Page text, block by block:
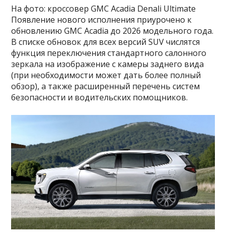
На фото: кроссовер GMC Acadia Denali Ultimate
Появление нового исполнения приурочено к
обновлению GMC Acadia до 2026 модельного года.
В списке обновок для всех версий SUV числятся
функция переключения стандартного салонного
зеркала на изображение с камеры заднего вида
(при необходимости может дать более полный
обзор), а также расширенный перечень систем
безопасности и водительских помощников.